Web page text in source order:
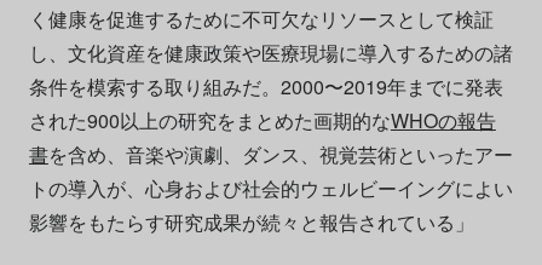
く健康を促進するために不可欠なリソースとして検証
し、文化資産を健康政策や医療現場に導入するための諸
条件を模索する取り組みだ。2000〜2019年までに発表
された900以上の研究をまとめた画期的なWHOの報告
書を含め、音楽や演劇、ダンス、視覚芸術といったアー
トの導入が、心身および社会的ウェルビーイングによい
影響をもたらす研究成果が続々と報告されている」